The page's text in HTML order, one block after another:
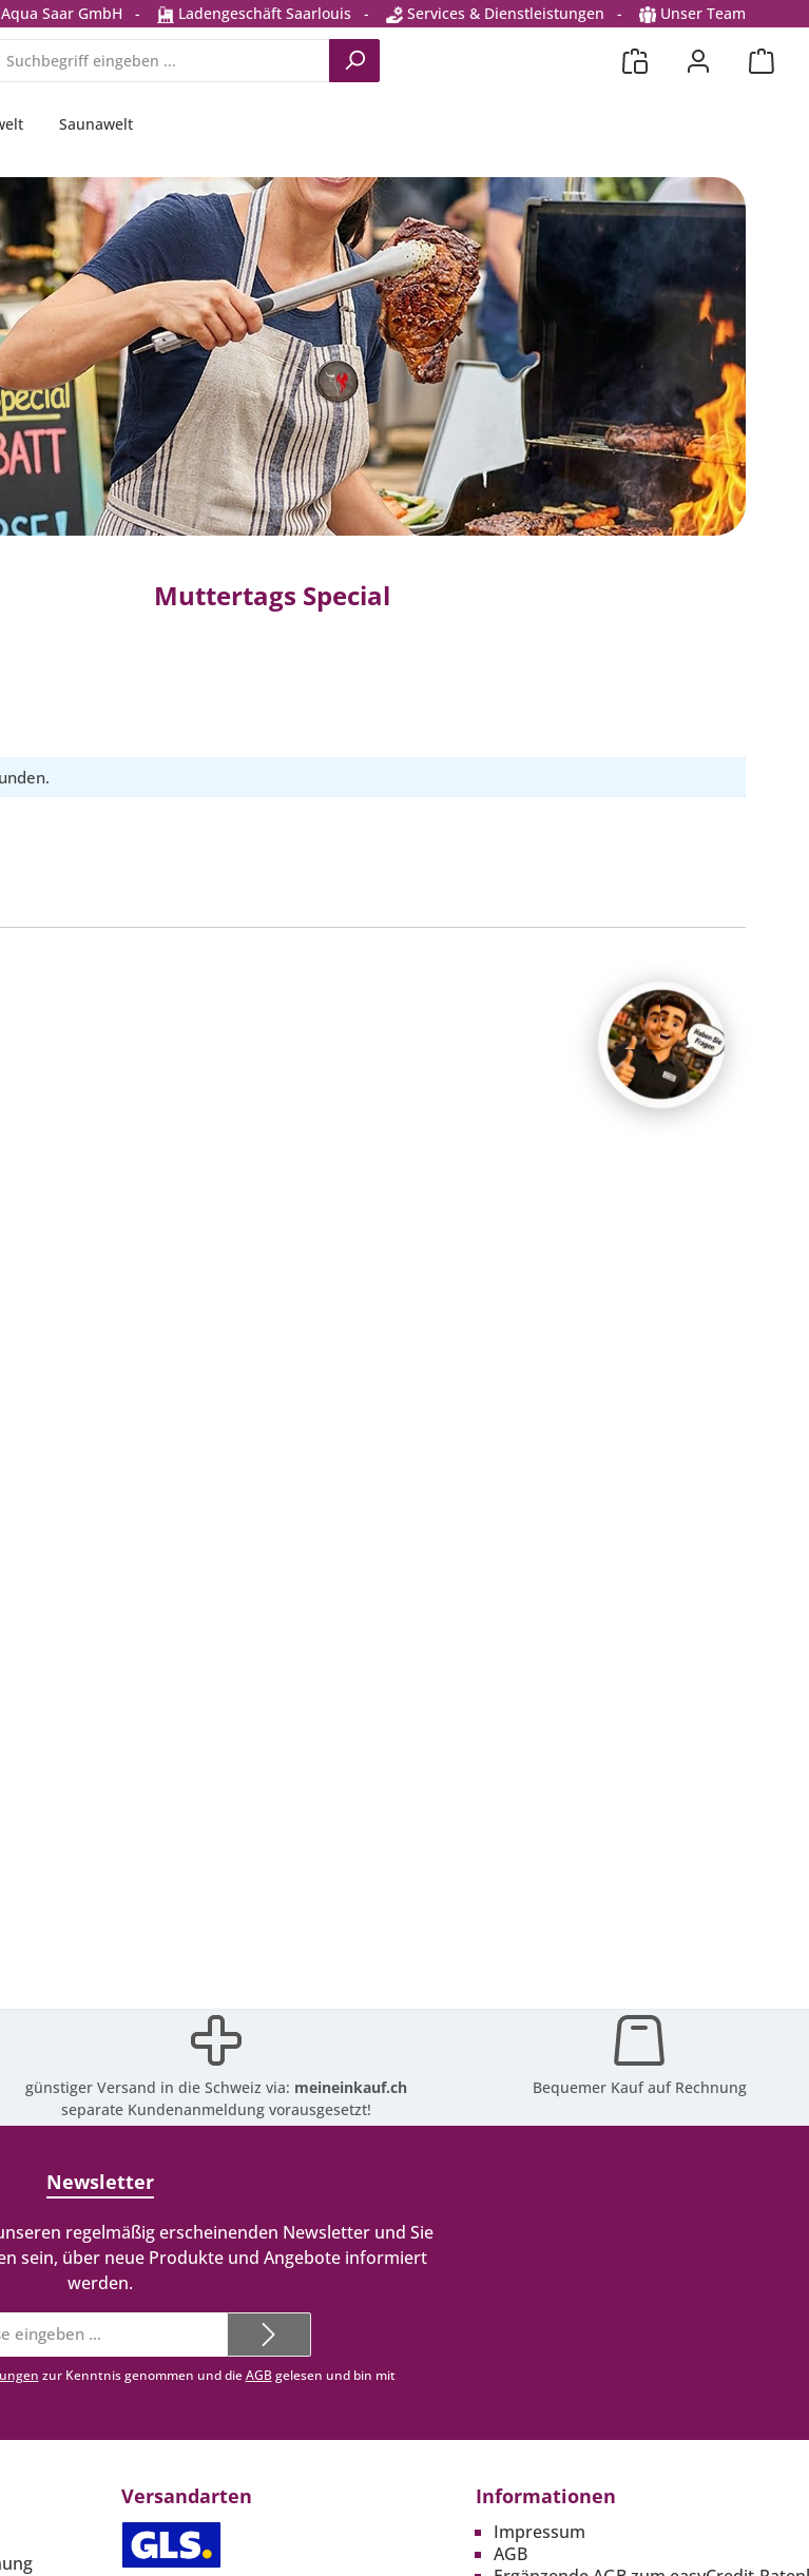
Saar GmbH - Ladengeschäft Saarlouis - Services & Dienstleistungen - Unser Team
Saunawelt
Muttertags Special
günstiger Versand in die Schweiz via: meineinkauf.ch
separate Kundenanmeldung vorausgesetzt!
Bequemer Kauf auf Rechnung
Newsletter
regelmäßig erscheinenden Newsletter und Sie
sein, über neue Produkte und Angebote informiert
werden.
Mail-
Adresse*
zur Kenntnis genommen und dieAGBgelesen und bin mit
Versandarten Informationen
Impressum
AGB